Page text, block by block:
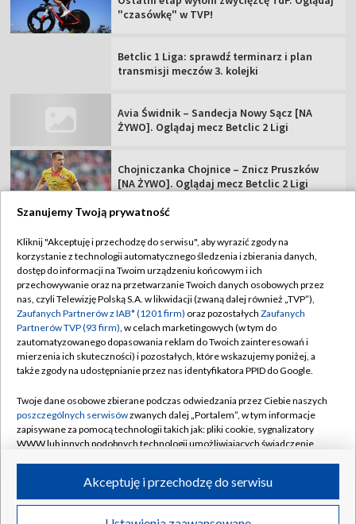
Chojniczanka Chojnice – Znicz Pruszków
GKS Tychy – Olimpia Grudziądz [NA ŻYWO].
Betclic 2 Liga: sprawdź plan transmisji 3.
TVP
Abonament TVP
Sklep TVP
Biuro Reklamy
Oferta Handlowa
Telegazeta ogłoszenia
Rada Programowa
Ogłoszenia przetargowe
Akademia Telewizyjna
Informacje o nadawcy
Regulamin TVP
Polityka prywatności
Moje zgody
Biuro reklamy
Kontakt
Kanały
©2026 Telewizja Polska Spółka Akcyjna w likwidacji
Szanujemy Twoją prywatność
Kliknij "Akceptuję i przechodzę do serwisu", aby wyrazić zgody na
korzystanie z technologii automatycznego śledzenia i zbierania danych,
dostęp do informacji na Twoim urządzeniu końcowym i ich
przechowywanie oraz na przetwarzanie Twoich danych osobowych przez
nas, czyli Telewizję Polską S.A. w likwidacji (zwaną dalej również „TVP”),
Zaufanych Partnerów z IAB* (1201 firm) oraz pozostałych Zaufanych
Partnerów TVP (93 firm), w celach marketingowych (w tym do
zautomatyzowanego dopasowania reklam do Twoich zainteresowań i
mierzenia ich skuteczności) i pozostałych, które wskazujemy poniżej, a
także zgody na udostępnianie przez nas identyfikatora PPID do Google.
Twoje dane osobowe zbierane podczas odwiedzania przez Ciebie naszych
poszczególnych serwisówzwanych dalej „Portalem”, w tym informacje
zapisywane za pomocą technologii takich jak: pliki cookie, sygnalizatory
WWW lub innych podobnych technologii umożliwiających świadczenie
ruchu w Internecie.
Twoje dane osobowe zbierane podczas odwiedzania przez Ciebie
Akceptuję i przechodzę do serwisu